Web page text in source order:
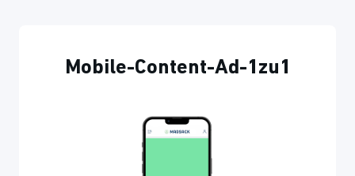
Mobile-Content-Ad-1zu1